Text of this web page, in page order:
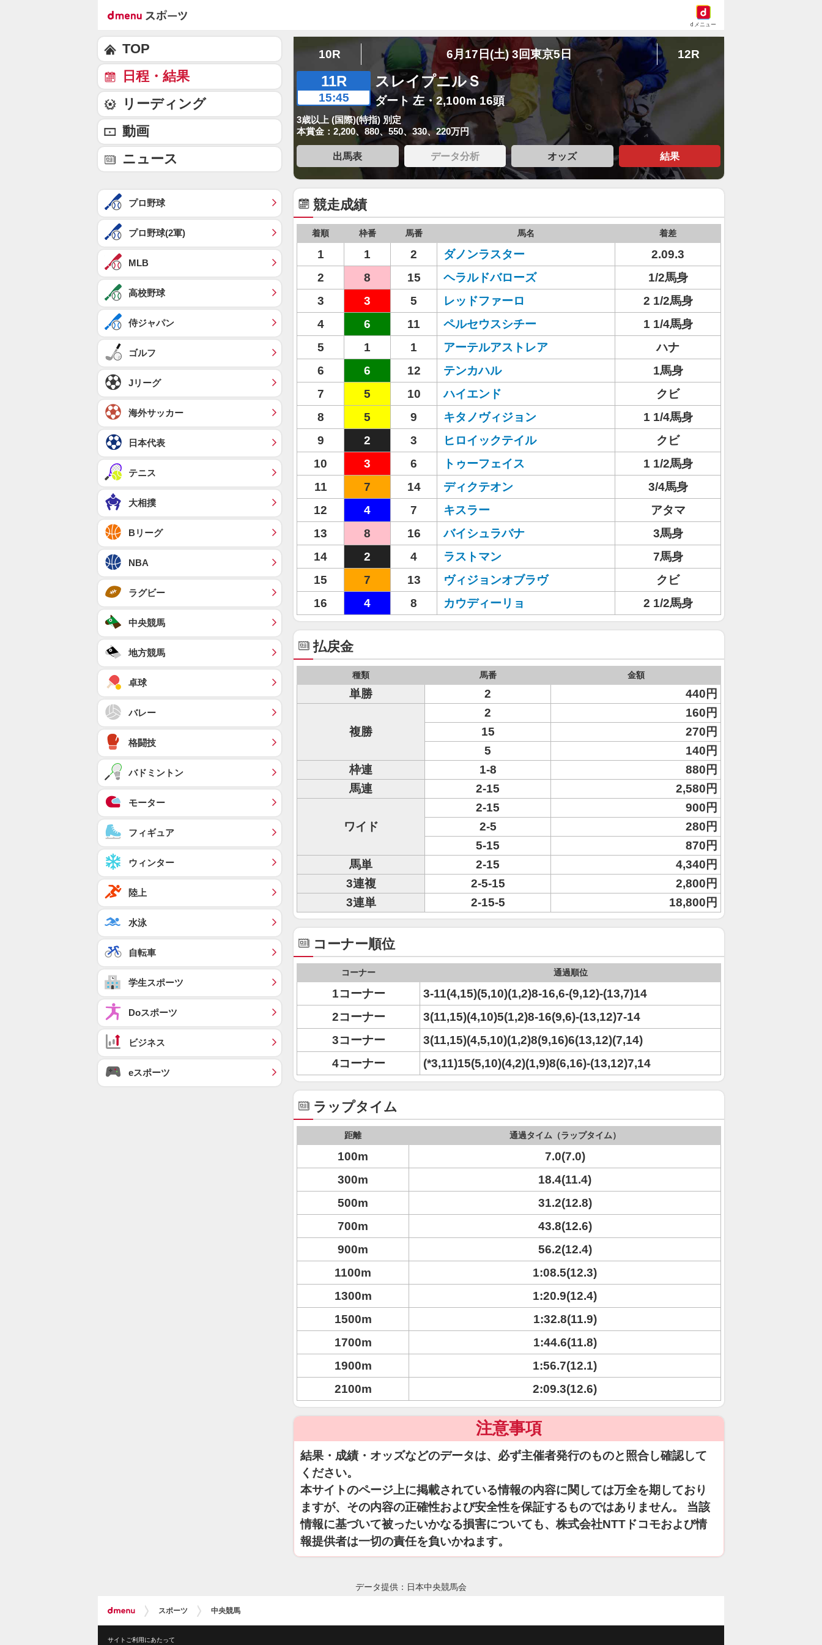
dメニュー
10R 6月17日(土) 3回東京5日 12R
11R
15:45
スレイプニルＳ
ダート 左・2,100m 16頭
3歳以上 (国際)(特指) 別定
本賞金：2,200、880、550、330、220万円
出馬表 データ分析 オッズ 結果
競走成績
着順 枠番 馬番 馬名 着差
1 1 2 ダノンラスター
2.09.3
2
8 15 ヘラルドバローズ
1/2馬身
3
3 5 レッドファーロ
2 1/2馬身
4
6 11 ペルセウスシチー
1 1/4馬身
5
1 1 アーテルアストレア
ハナ
6
6 12 テンカハル
1馬身
7
5 10 ハイエンド
クビ
8
5 9 キタノヴィジョン
1 1/4馬身
9
2 3 ヒロイックテイル
クビ
10
3 6 トゥーフェイス
1 1/2馬身
11
7 14 ディクテオン
3/4馬身
12
4 7 キスラー
アタマ
13
8 16 バイシュラバナ
3馬身
14
2 4 ラストマン
7馬身
15
7 13 ヴィジョンオブラヴ
クビ
16
4 8 カウディーリョ 2 1/2馬身
払戻金
種類 馬番 金額
単勝 2 440円
複勝
2
160円
15
270円
5
140円
枠連
1-8
880円
馬連
2-15 2,580円
ワイド
2-15
900円
2-5
280円
5-15
870円
馬単
2-15
4,340円
3連複
2-5-15
2,800円
3連単
2-15-5 18,800円
コーナー順位
コーナー 通過順位
1コーナー
3-11(4,15)(5,10)(1,2)8-16,6-(9,12)-(13,7)14
2コーナー
3(11,15)(4,10)5(1,2)8-16(9,6)-(13,12)7-14
3コーナー
3(11,15)(4,5,10)(1,2)8(9,16)6(13,12)(7,14)
4コーナー
(*3,11)15(5,10)(4,2)(1,9)8(6,16)-(13,12)7,14
ラップタイム
距離 通過タイム（ラップタイム）
100m
7.0(7.0)
300m
18.4(11.4)
500m
31.2(12.8)
700m
43.8(12.6)
900m
56.2(12.4)
1100m
1:08.5(12.3)
1300m
1:20.9(12.4)
1500m
1:32.8(11.9)
1700m
1:44.6(11.8)
1900m
1:56.7(12.1)
2100m
2:09.3(12.6)
注意事項
結果・成績・オッズなどのデータは、必ず主催者発行のものと照合し確認して
ください。
本サイトのページ上に掲載されている情報の内容に関しては万全を期しており
ますが、その内容の正確性および安全性を保証するものではありません。 当該
情報に基づいて被ったいかなる損害についても、株式会社NTTドコモおよび情
報提供者は一切の責任を負いかねます。
TOP
日程・結果
リーディング
動画
ニュース
プロ野球
プロ野球(2軍)
MLB
高校野球
侍ジャパン
ゴルフ
Jリーグ
海外サッカー
日本代表
テニス
大相撲
Bリーグ
NBA
ラグビー
中央競馬
地方競馬
卓球
バレー
格闘技
バドミントン
モーター
フィギュア
ウィンター
陸上
水泳
自転車
学生スポーツ
Doスポーツ
ビジネス
eスポーツ
データ提供：日本中央競馬会
スポーツ 中央競馬
サイトご利用にあたって